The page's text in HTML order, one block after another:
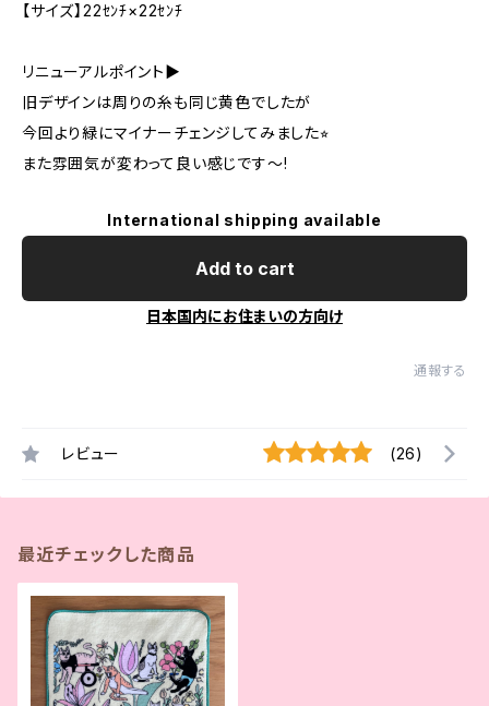
【サイズ】22ｾﾝﾁ×22ｾﾝﾁ
リニューアルポイント▶︎
旧デザインは周りの糸も同じ黄色でしたが
今回より緑にマイナーチェンジしてみました⭐︎
また雰囲気が変わって良い感じです〜!
International shipping available
Add to cart
日本国内にお住まいの方向け
通報する
レビュー (26)
最近チェックした商品